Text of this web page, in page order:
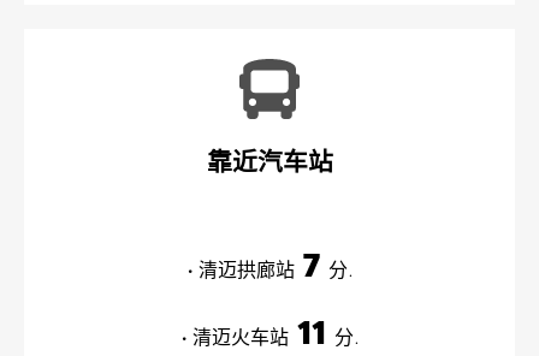
靠近汽车站
• 清迈拱廊站7 分.
• 清迈火车站11 分.